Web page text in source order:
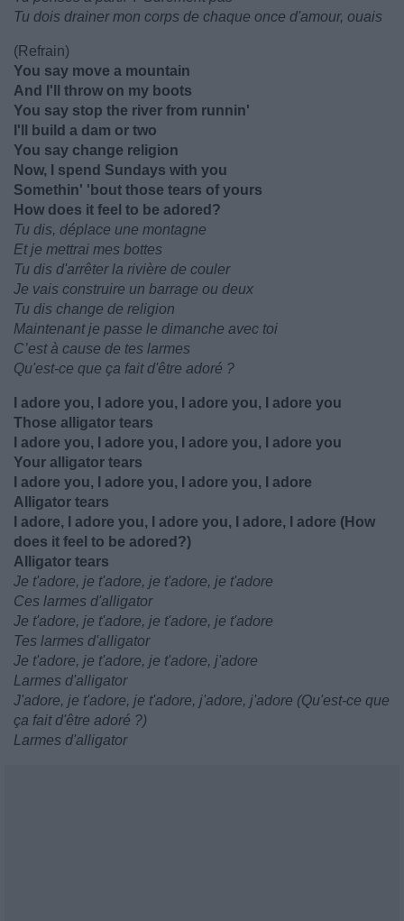
Tu dois drainer mon corps de chaque once d'amour, ouais
(Refrain)
You say move a mountain
And I'll throw on my boots
You say stop the river from runnin'
I'll build a dam or two
You say changе religion
Now, I spend Sundays with you
Somethin' 'bout those tears of yours
How does it feel to be adored?
Tu dis, déplace une montagne
Et je mettrai mes bottes
Tu dis d'arrêter la rivière de couler
Je vais construire un barrage ou deux
Tu dis change de religion
Maintenant je passe le dimanche avec toi
C’est à cause de tes larmes
Qu'est-ce que ça fait d'être adoré ?
I adore you, I adore you, I adore you, I adore you
Those alligator tears
I adore you, I adore you, I adore you, I adore you
Your alligator tears
I adore you, I adore you, I adore you, I adore
Alligator tears
I adore, I adore you, I adore you, I adore, I adore (How
does it feel to be adored?)
Alligator tears
Je t'adore, je t'adore, je t'adore, je t'adore
Ces larmes d'alligator
Je t'adore, je t'adore, je t'adore, je t'adore
Tes larmes d'alligator
Je t'adore, je t'adore, je t'adore, j'adore
Larmes d'alligator
J'adore, je t'adore, je t'adore, j'adore, j'adore (Qu'est-ce que
ça fait d'être adoré ?)
Larmes d'alligator